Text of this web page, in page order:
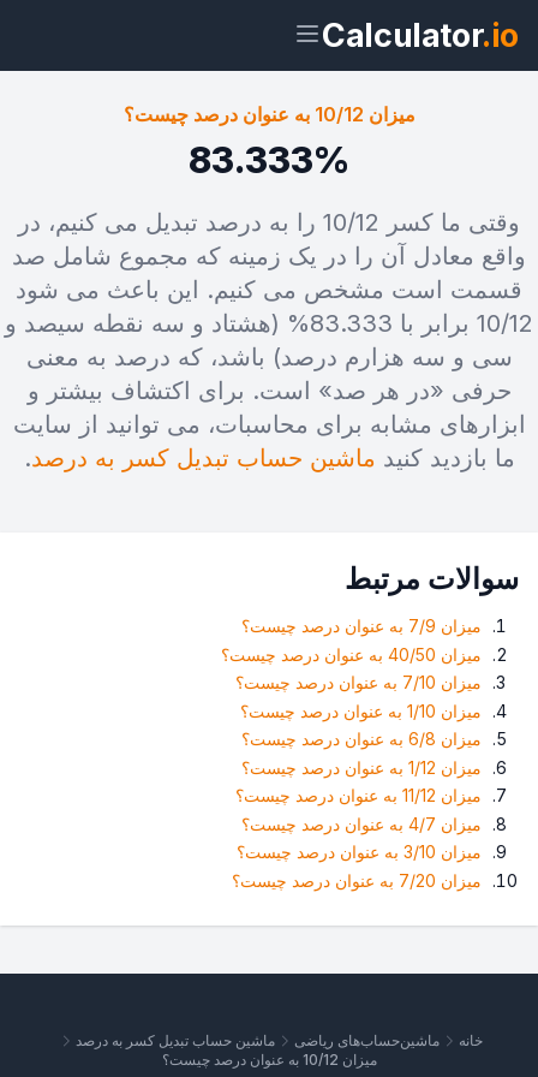
Calculator.io
پیش‌نمایش میزان 10/12 به عنوان درصد
چیست؟ ویجت
میزان 10/12 به عنوان درصد چیست؟
83.333%
وقتی ما کسر 10/12 را به درصد تبدیل می کنیم، در
واقع معادل آن را در یک زمینه که مجموع شامل صد
قسمت است مشخص می کنیم. این باعث می شود
10/12 برابر با 83.333% (هشتاد و سه نقطه سیصد و
سی و سه هزارم درصد) باشد، که درصد به معنی
حرفی «در هر صد» است. برای اکتشاف بیشتر و
ابزارهای مشابه برای محاسبات، می توانید از سایت
ما بازدید کنید ماشین حساب تبدیل کسر به درصد.
سوالات مرتبط
میزان 7/9 به عنوان درصد چیست؟
میزان 40/50 به عنوان درصد چیست؟
میزان 7/10 به عنوان درصد چیست؟
میزان 1/10 به عنوان درصد چیست؟
میزان 6/8 به عنوان درصد چیست؟
میزان 1/12 به عنوان درصد چیست؟
میزان 11/12 به عنوان درصد چیست؟
میزان 4/7 به عنوان درصد چیست؟
میزان 3/10 به عنوان درصد چیست؟
میزان 7/20 به عنوان درصد چیست؟
خانه ماشین‌حساب‌های ریاضی
ماشین حساب تبدیل کسر به درصد
میزان 10/12 به عنوان درصد چیست؟